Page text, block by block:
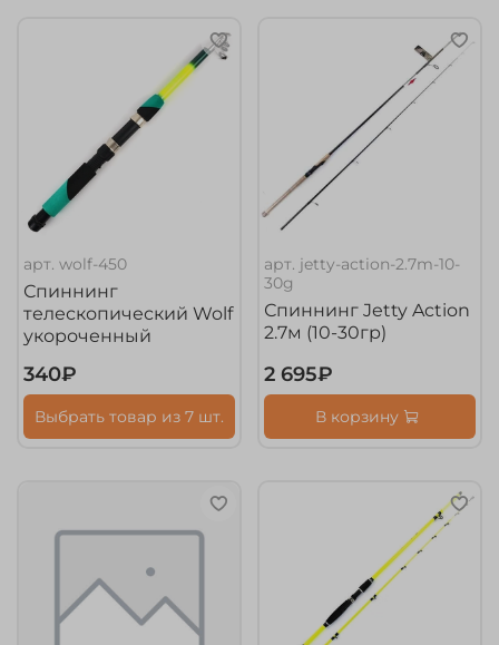
арт.wolf-450
Спиннинг
телескопический Wolf
укороченный
340₽
Выбрать товар из 7 шт.
арт. jetty-action-2.7m-10-
30g
Спиннинг Jetty Action
2.7м (10-30гр)
2 695₽
В корзину